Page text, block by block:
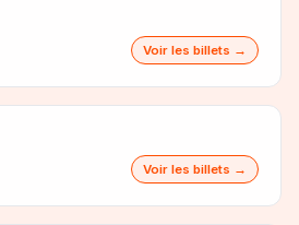
Voir les billets →
Voir les billets →